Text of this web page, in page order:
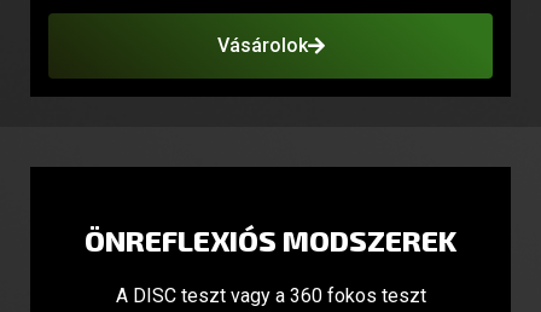
Vásárolok
ÖNREFLEXIÓS MODSZEREK
A DISC teszt vagy a 360 fokos teszt